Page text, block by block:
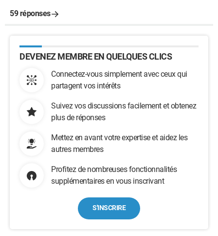
59 réponses
DEVENEZ MEMBRE EN QUELQUES CLICS
Connectez-vous simplement avec ceux qui
partagent vos intérêts
Suivez vos discussions facilement et obtenez
plus de réponses
Mettez en avant votre expertise et aidez les
autres membres
Profitez de nombreuses fonctionnalités
supplémentaires en vous inscrivant
S'INSCRIRE